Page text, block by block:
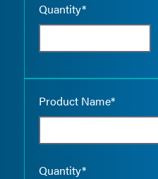
Quantity*
Product Name*
Quantity*